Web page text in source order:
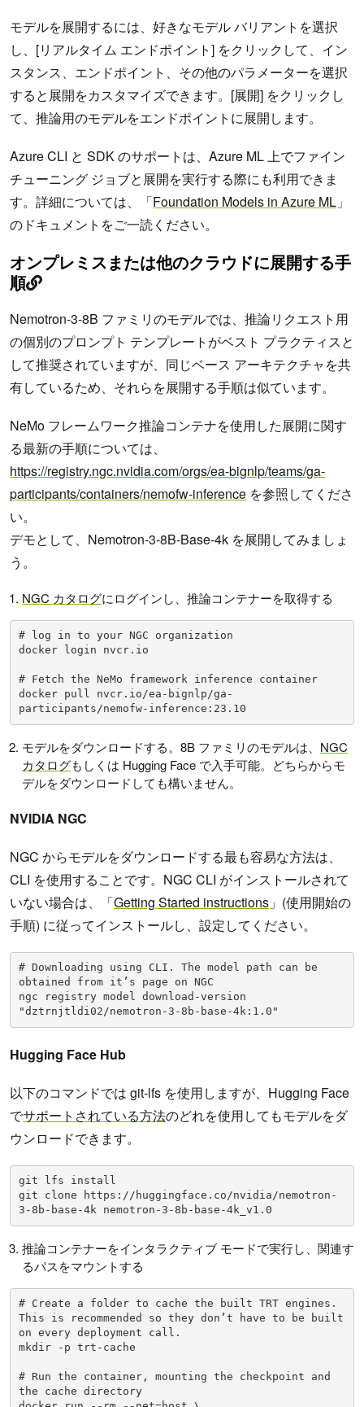
モデルを展開するには、好きなモデル バリアントを選択
し、[リアルタイム エンドポイント] をクリックして、イン
スタンス、エンドポイント、その他のパラメーターを選択
すると展開をカスタマイズできます。[展開] をクリックし
て、推論用のモデルをエンドポイントに展開します。
Azure CLI と SDK のサポートは、Azure ML 上でファイン
チューニング ジョブと展開を実行する際にも利用できま
す。詳細については、「Foundation Models in Azure ML 」
のドキュメントをご一読ください。
オンプレミスまたは他のクラウドに展開する手
順
Nemotron-3-8B ファミリのモデルでは、推論リクエスト用
の個別のプロンプト テンプレートがベスト プラクティスと
して推奨されていますが、同じベース アーキテクチャを共
有しているため、それらを展開する手順は似ています。
NeMo フレームワーク推論コンテナを使用した展開に関す
る最新の手順については、
https://registry.ngc.nvidia.com/orgs/ea-bignlp/teams/ga-
participants/containers/nemofw-inference を参照してくださ
い。
デモとして、Nemotron-3-8B-Base-4k を展開してみましょ
う。
NGC カタログにログインし、推論コンテナーを取得する
# log in to your NGC organization
docker login nvcr.io
# Fetch the NeMo framework inference container
docker pull nvcr.io/ea-bignlp/ga-
participants/nemofw-inference:23.10
モデルをダウンロードする。8B ファミリのモデルは、 NGC
カタログもしくは Hugging Face で入手可能。どちらからモ
デルをダウンロードしても構いません。
NVIDIA NGC
NGC からモデルをダウンロードする最も容易な方法は、
CLI を使用することです。NGC CLI がインストールされて
いない場合は、「Getting Started instructions 」(使用開始の
手順) に従ってインストールし、設定してください。
# Downloading using CLI. The model path can be
obtained from it’s page on NGC
ngc registry model download-version
"dztrnjtldi02/nemotron-3-8b-base-4k:1.0"
Hugging Face Hub
以下のコマンドでは git-lfs を使用しますが、Hugging Face
でサポートされている方法のどれを使用してもモデルをダ
ウンロードできます。
git lfs install
git clone https://huggingface.co/nvidia/nemotron-
3-8b-base-4k nemotron-3-8b-base-4k_v1.0
推論コンテナーをインタラクティブ モードで実行し、関連す
るパスをマウントする
# Create a folder to cache the built TRT engines.
This is recommended so they don’t have to be built
on every deployment call.
mkdir -p trt-cache
# Run the container, mounting the checkpoint and
the cache directory